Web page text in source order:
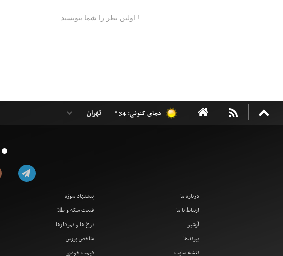
دمای کنونی: 34 °
●
درباره ما
ارتباط با ما
آرشیو
پیوندها
نقشه سایت
پیشنهاد سوژه
قیمت سکه و طلا
نرخ ها و نمودارها
شاخص بورس
قیمت خودرو